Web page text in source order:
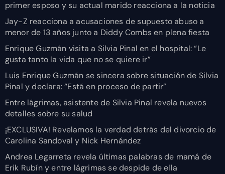
primer esposo y su actual marido reacciona a la noticia
Jay-Z reacciona a acusaciones de supuesto abuso a
menor de 13 años junto a Diddy Combs en plena fiesta
Enrique Guzmán visita a Silvia Pinal en el hospital: “Le
gusta tanto la vida que no se quiere ir”
Luis Enrique Guzmán se sincera sobre situación de Silvia
Pinal y declara: “Está en proceso de partir”
Entre lágrimas, asistente de Silvia Pinal revela nuevos
detalles sobre su salud
¡EXCLUSIVA! Revelamos la verdad detrás del divorcio de
Carolina Sandoval y Nick Hernández
Andrea Legarreta revela últimas palabras de mamá de
Erik Rubín y entre lágrimas se despide de ella